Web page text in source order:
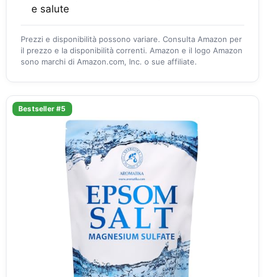
e salute
Prezzi e disponibilità possono variare. Consulta Amazon per
il prezzo e la disponibilità correnti. Amazon e il logo Amazon
sono marchi di Amazon.com, Inc. o sue affiliate.
Bestseller #5